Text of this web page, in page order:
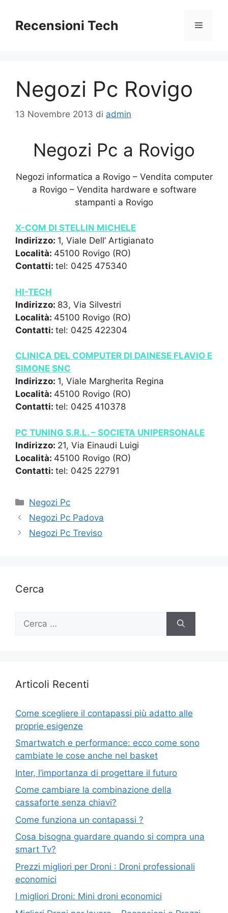
contenuto
Recensioni Tech Menu
Negozi Pc Rovigo
13 Novembre 2013 di admin
Negozi Pc a Rovigo
Negozi informatica a Rovigo – Vendita computer
a Rovigo – Vendita hardware e software
stampanti a Rovigo
X-COM DI STELLIN MICHELE
Indirizzo: 1, Viale Dell’ Artigianato
Località: 45100 Rovigo (RO)
Contatti: tel: 0425 475340
HI-TECH
Indirizzo: 83, Via Silvestri
Località: 45100 Rovigo (RO)
Contatti: tel: 0425 422304
CLINICA DEL COMPUTER DI DAINESE FLAVIO E
SIMONE SNC
Indirizzo: 1, Viale Margherita Regina
Località: 45100 Rovigo (RO)
Contatti: tel: 0425 410378
PC TUNING S.R.L. – SOCIETA UNIPERSONALE
Indirizzo: 21, Via Einaudi Luigi
Località: 45100 Rovigo (RO)
Contatti: tel: 0425 22791
Categorie
Negozi Pc
Negozi Pc Padova
Negozi Pc Treviso
Cerca
per:
Articoli Recenti
Come scegliere il contapassi più adatto alle
proprie esigenze
Smartwatch e performance: ecco come sono
cambiate le cose anche nel basket
Inter, l’importanza di progettare il futuro
Come cambiare la combinazione della
cassaforte senza chiavi?
Come funziona un contapassi ?
Cosa bisogna guardare quando si compra una
smart Tv?
Prezzi migliori per Droni : Droni professionali
economici
I migliori Droni: Mini droni economici